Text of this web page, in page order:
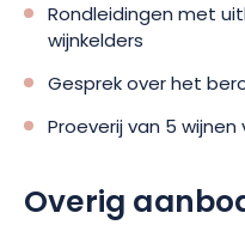
Rondleidingen met
wijnkelders
Gesprek over het
Proeverij van 5
Overig